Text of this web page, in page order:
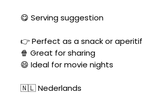
😋 Serving suggestion
👉 Perfect as a snack or aperitif
🍿 Great for sharing
😄 Ideal for movie nights
🇳🇱 Nederlands